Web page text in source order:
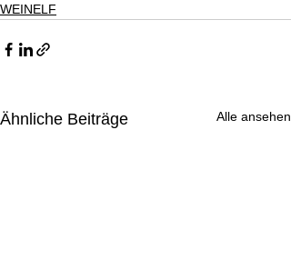
WEINELF
Ähnliche Beiträge Alle ansehen